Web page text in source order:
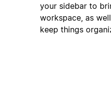
your sidebar to
workspace, as
keep things